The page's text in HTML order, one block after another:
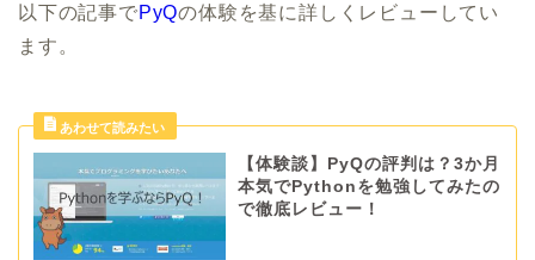
以下の記事でPyQの体験を基に詳しくレビューしてい
ます。
【体験談】PyQの評判は？3か月
本気でPythonを勉強してみたの
で徹底レビュー！